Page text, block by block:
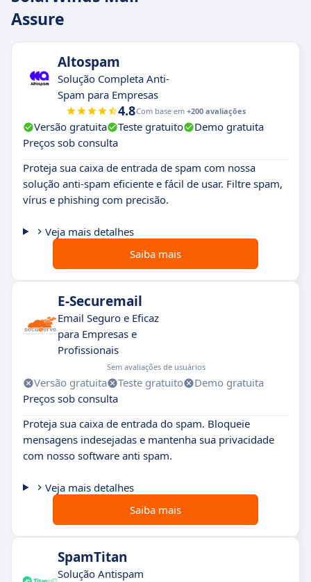
Assure
Altospam
Solução Completa Anti-
Spam para Empresas
4.8Com base em +200 avaliações
Versão gratuita Teste gratuito
Demo gratuita
Preços sob consulta
Proteja sua caixa de entrada de spam com nossa
solução anti-spam eficiente e fácil de usar. Filtre spam,
vírus e phishing com precisão.
Veja mais detalhes
Saiba mais
E-Securemail
Email Seguro e Eficaz
para Empresas e
Profissionais
Sem avaliações de usuários
Versão gratuita Teste gratuito
Demo gratuita
Preços sob consulta
Proteja sua caixa de entrada do spam. Bloqueie
mensagens indesejadas e mantenha sua privacidade
com nosso software anti spam.
Veja mais detalhes
Saiba mais
SpamTitan
Solução Antispam